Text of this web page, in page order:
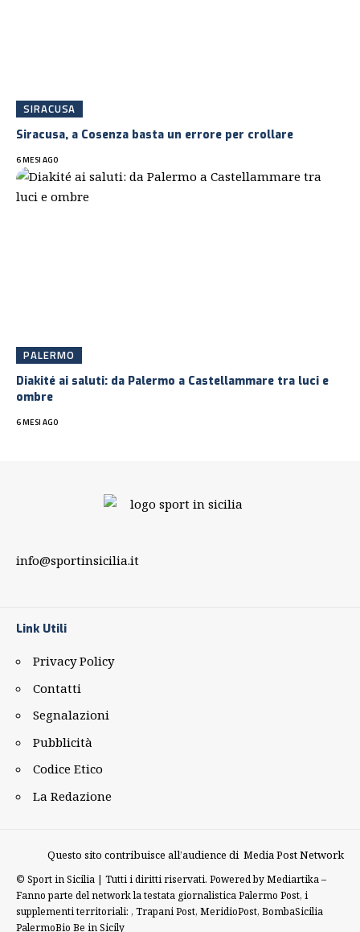
SIRACUSA
Siracusa, a Cosenza basta un errore per crollare
6 MESI AGO
PALERMO
Diakité ai saluti: da Palermo a Castellammare tra luci e
ombre
6 MESI AGO
info@sportinsicilia.it
Link Utili
Privacy Policy
Contatti
Segnalazioni
Pubblicità
Codice Etico
La Redazione
Questo sito contribuisce all’audience di Media Post Network
© Sport in Sicilia | Tutti i diritti riservati. Powered byMediartika–
Fanno parte del network la testata giornalisticaPalermo Post, i
supplementi territoriali: , Trapani Post, MeridioPost, BombaSicilia
PalermoBio Be in Sicily